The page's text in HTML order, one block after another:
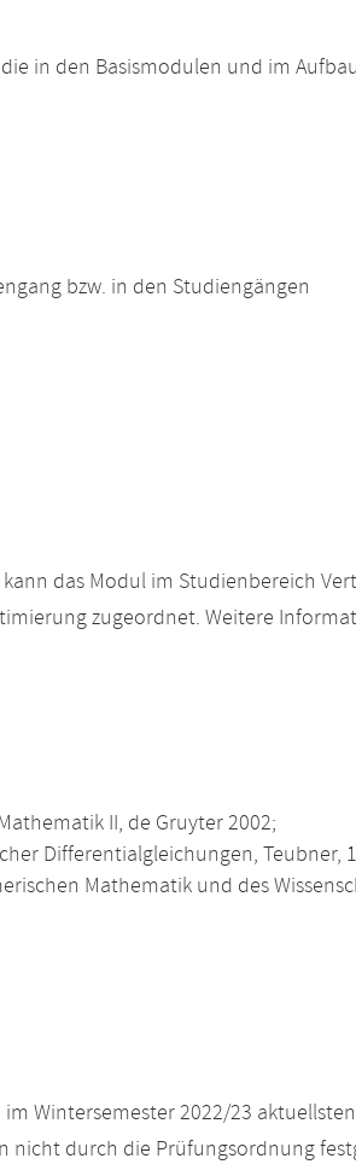
in den Basismodulen und im
bzw. in den Studiengängen
das Modul im Studienbereich
zugeordnet. Weitere
II, de Gruyter 2002;
Differentialgleichungen, Teubner,
Mathematik und des
Wintersemester 2022/23
nicht durch die Prüfungsordnung